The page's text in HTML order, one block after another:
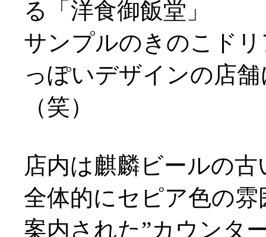
る「洋食御飯堂」
サンプルのきのこド
っぽいデザインの店
（笑）
店内は麒麟ビールの
全体的にセピア色の雰
案内された”カウンタ